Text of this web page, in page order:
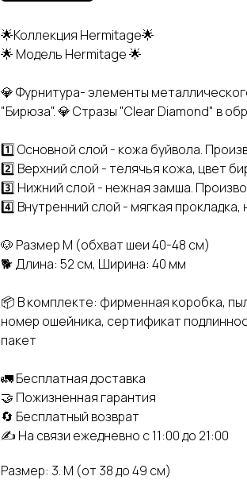
🌟Коллекция Hermitage🌟
🌟 Модель Hermitage 🌟
💎 Фурнитура- элементы
"Бирюза". 💎 Стразы "Clear Diamond" в
1️⃣ Основной слой - кожа буйвола.
2️⃣ Верхний слой - телячья кожа, цвет
3️⃣ Нижний слой - нежная замша.
4️⃣ Внутренний слой - мягкая
🐶 Размер M (обхват шеи 40-48 см)
🐕 Длина: 52 см, Ширина: 40 мм
📦 В комплекте: фирменная коробка,
номер ошейника, сертификат
пакет
🚛 Бесплатная доставка
🤝 Пожизненная гарантия
🔄 Бесплатный возврат
✍️ На связи ежедневно с 11:00 до 21:00
Размер: 3. M (от 38 до 49 см)